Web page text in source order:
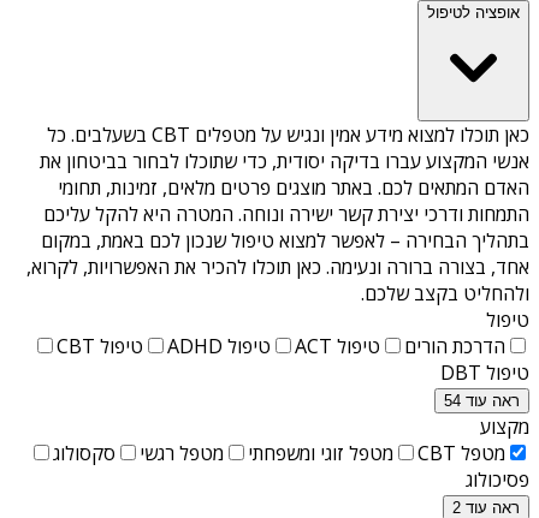
אופציה לטיפול
כאן תוכלו למצוא מידע אמין ונגיש על מטפלים CBT בשעלבים
. כל
אנשי המקצוע עברו בדיקה יסודית, כדי שתוכלו לבחור בביטחון את
האדם המתאים לכם. באתר מוצגים פרטים מלאים, זמינות, תחומי
התמחות ודרכי יצירת קשר ישירה ונוחה. המטרה היא להקל עליכם
בתהליך הבחירה – לאפשר למצוא טיפול שנכון לכם באמת, במקום
אחד, בצורה ברורה ונעימה. כאן תוכלו להכיר את האפשרויות, לקרוא,
ולהחליט בקצב שלכם.
טיפול
הדרכת הורים
טיפול ACT טיפול ADHD
טיפול CBT
טיפול DBT
ראה עוד 54
מקצוע
מטפל CBT
מטפל זוגי ומשפחתי מטפל רגשי
סקסולוג
פסיכולוג
ראה עוד 2